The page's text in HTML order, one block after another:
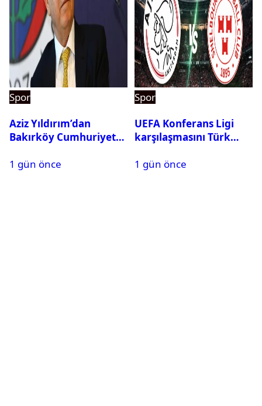
Spor
Aziz Yıldırım’dan
Bakırköy Cumhuriyet
duyurusu
1 gün önce
Spor
UEFA Konferans Ligi
karşılaşmasını Türk
1 gün önce